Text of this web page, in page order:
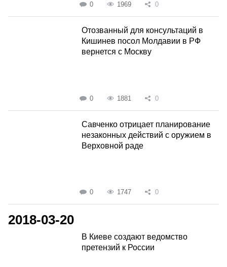
0 1969 0
Отозванный для консультаций в
Кишинев посол Молдавии в РФ
вернется с Москву
0 1881 0
Савченко отрицает планирование
незаконных действий с оружием в
Верховной раде
0 1747 0
2018-03-20
В Киеве создают ведомство
претензий к России